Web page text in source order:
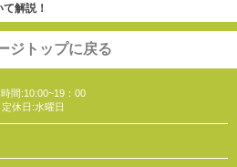
解説！
ジトップに戻る
間:10:00~19：00
定休日:水曜日